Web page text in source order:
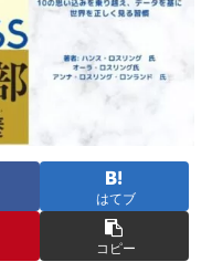
はてブ
コピー